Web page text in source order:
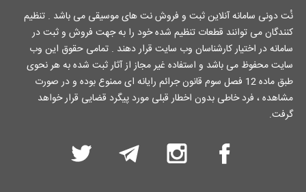
نُت دونی سامانه آنلاین ثبت و فروش نت های موسیقی می باشد . تنظیم
کنندگان می توانند قطعات تنظیم شده خود را به جهت فروش و ثبت در
سامانه در اختیار کارشناسان وب سایت قرار دهند . تمامی حقوق این وب
سایت محفوظ می باشد و استفاده غیر مجاز از آثار ثبت شده به هر نحوی
طبق ماده 12 فصل سوم قانون جرائم رایانه ای ممنوع بوده و در صورت
مشاهده ، فرد خاطی بدون اخطار قبلی مورد پیگرد قضایی قرار خواهد
گرفت.